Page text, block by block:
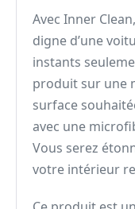
Avec Inner
digne d’une
instants
produit sur une
surface
avec une
Vous serez
votre intérieur